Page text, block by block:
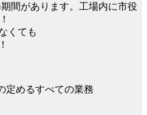
間があります。工場内に市役
くても
定めるすべての業務